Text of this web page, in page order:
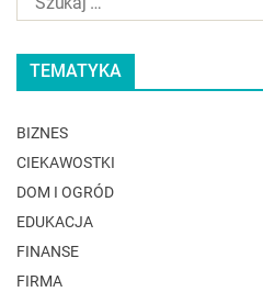
TEMATYKA
BIZNES
CIEKAWOSTKI
DOM I OGRÓD
EDUKACJA
FINANSE
FIRMA